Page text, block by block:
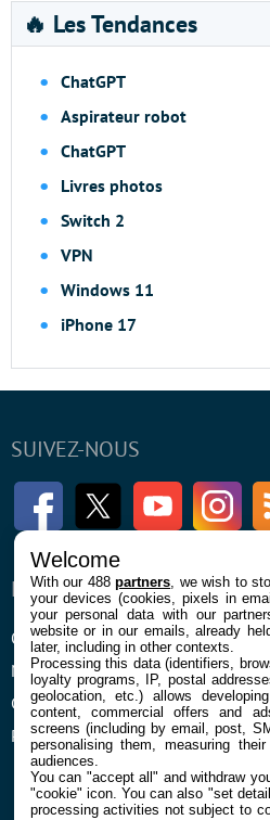
🔥 Les Tendances
ChatGPT
Aspirateur robot
ChatGPT
Livres photos
Switch 2
VPN
Windows 11
iPhone 17
SUIVEZ-NOUS
FacebookTwitter Youtube
ENTREPRISE
Qui sommes nous
Mentions légales et CGU
Confidentialité et Cookies
Préférences cookies
À
La
Welcome
With our 488partners , we wish to
your devices (cookies, pixels in
your personal data with our
website or in our emails, already
later, including in other contexts.
Processing this data (identifiers,
loyalty programs, IP, postal
geolocation, etc.) allows
content, commercial offers and
screens (including by email, post,
personalising them, measuring
audiences.
You can "accept all" and withdraw
"cookie" icon. You can also "set
processing activities not subject to